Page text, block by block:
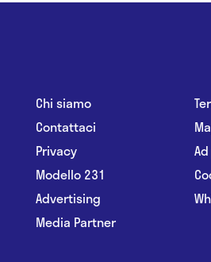
Chi siamo
Contattaci
Privacy
Modello 231
Advertising
Media Partner